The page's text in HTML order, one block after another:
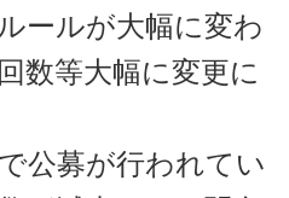
ールが大幅に変わ
数等大幅に変更に
公募が行われてい